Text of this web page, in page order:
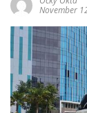
November